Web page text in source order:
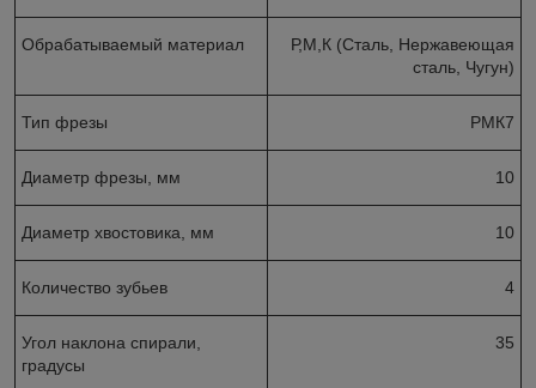
Обрабатываемый материал
Р,М,К (Сталь, Нержавеющая
сталь, Чугун)
Тип фрезы РМК7
Диаметр фрезы, мм 10
Диаметр хвостовика, мм 10
Количество зубьев 4
Угол наклона спирали,
градусы
35